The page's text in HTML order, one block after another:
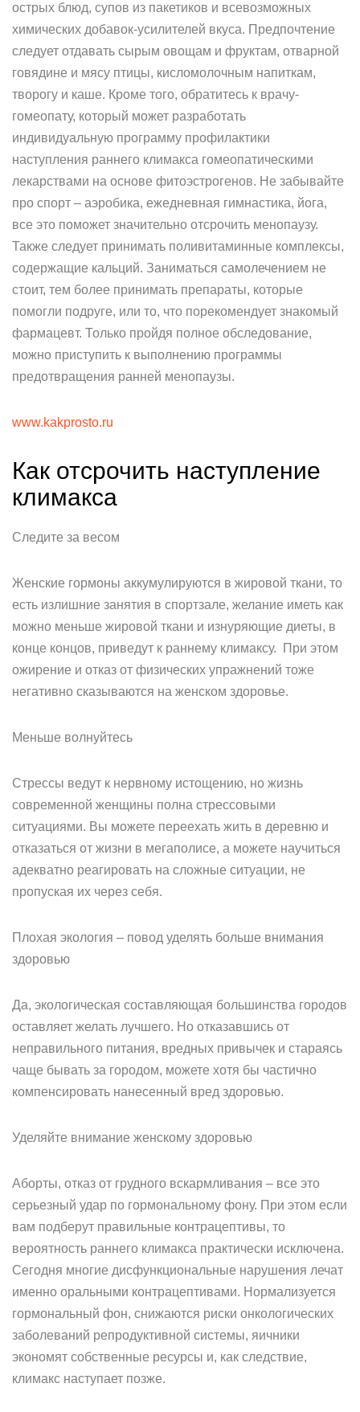
острых блюд, супов из пакетиков и всевозможных
химических добавок-усилителей вкуса. Предпочтение
следует отдавать сырым овощам и фруктам, отварной
говядине и мясу птицы, кисломолочным напиткам,
творогу и каше. Кроме того, обратитесь к врачу-
гомеопату, который может разработать
индивидуальную программу профилактики
наступления раннего климакса гомеопатическими
лекарствами на основе фитоэстрогенов. Не забывайте
про спорт – аэробика, ежедневная гимнастика, йога,
все это поможет значительно отсрочить менопаузу.
Также следует принимать поливитаминные комплексы,
содержащие кальций. Заниматься самолечением не
стоит, тем более принимать препараты, которые
помогли подруге, или то, что порекомендует знакомый
фармацевт. Только пройдя полное обследование,
можно приступить к выполнению программы
предотвращения ранней менопаузы.
www.kakprosto.ru
Как отсрочить наступление
климакса
Следите за весом
Женские гормоны аккумулируются в жировой ткани, то
есть излишние занятия в спортзале, желание иметь как
можно меньше жировой ткани и изнуряющие диеты, в
конце концов, приведут к раннему климаксу. При этом
ожирение и отказ от физических упражнений тоже
негативно сказываются на женском здоровье.
Меньше волнуйтесь
Стрессы ведут к нервному истощению, но жизнь
современной женщины полна стрессовыми
ситуациями. Вы можете переехать жить в деревню и
отказаться от жизни в мегаполисе, а можете научиться
адекватно реагировать на сложные ситуации, не
пропуская их через себя.
Плохая экология – повод уделять больше внимания
здоровью
Да, экологическая составляющая большинства городов
оставляет желать лучшего. Но отказавшись от
неправильного питания, вредных привычек и стараясь
чаще бывать за городом, можете хотя бы частично
компенсировать нанесенный вред здоровью.
Уделяйте внимание женскому здоровью
Аборты, отказ от грудного вскармливания – все это
серьезный удар по гормональному фону. При этом если
вам подберут правильные контрацептивы, то
вероятность раннего климакса практически исключена.
Сегодня многие дисфункциональные нарушения лечат
именно оральными контрацептивами. Нормализуется
гормональный фон, снижаются риски онкологических
заболеваний репродуктивной системы, яичники
экономят собственные ресурсы и, как следствие,
климакс наступает позже.